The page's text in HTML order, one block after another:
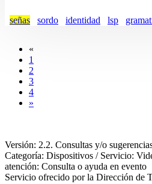
señas sordo identidad lsp
«
1
2
3
4
»
Versión: 2.2. Consultas y/o
Categoría: Dispositivos / Servicio:
atención: Consulta o ayuda en evento
Servicio ofrecido por la Dirección de